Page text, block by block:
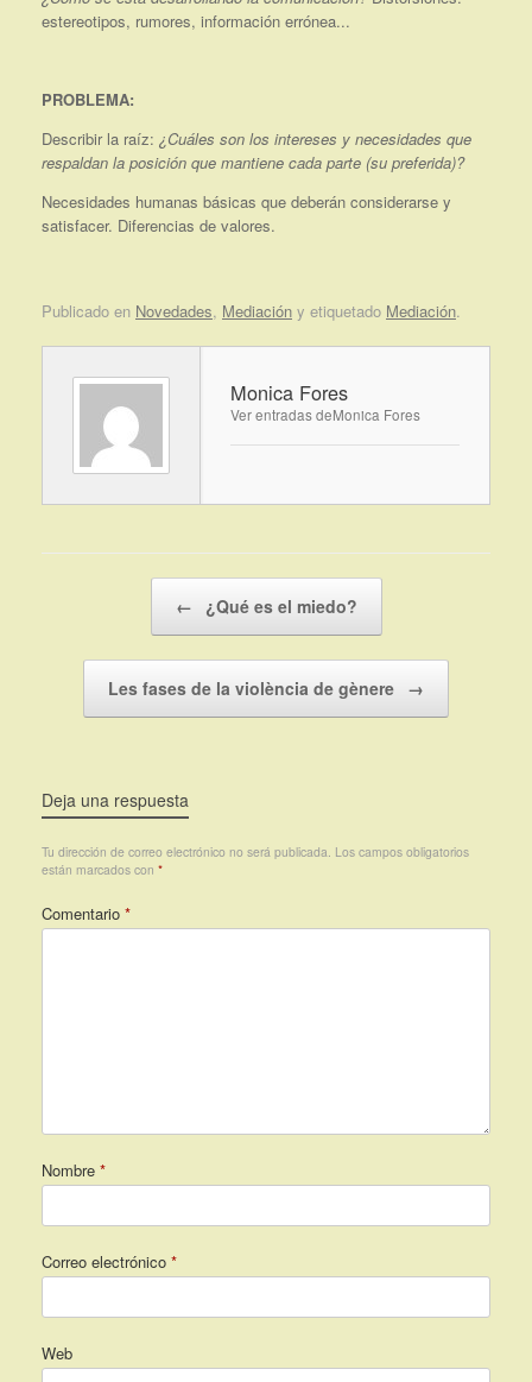
estereotipos, rumores, información errónea...
PROBLEMA:
Describir la raíz: ¿Cuáles son los intereses y necesidades que
respaldan la posición que mantiene cada parte (su preferida)?
Necesidades humanas básicas que deberán considerarse y
satisfacer. Diferencias de valores.
Publicado en Novedades, Mediación y etiquetado Mediación.
Monica Fores
Ver entradas deMonica Fores
← ¿Qué es el miedo?
Les fases de la violència de gènere →
Deja una respuesta
Tu dirección de correo electrónico no será publicada. Los campos obligatorios
están marcados con *
Comentario *
Nombre *
Correo electrónico *
Web